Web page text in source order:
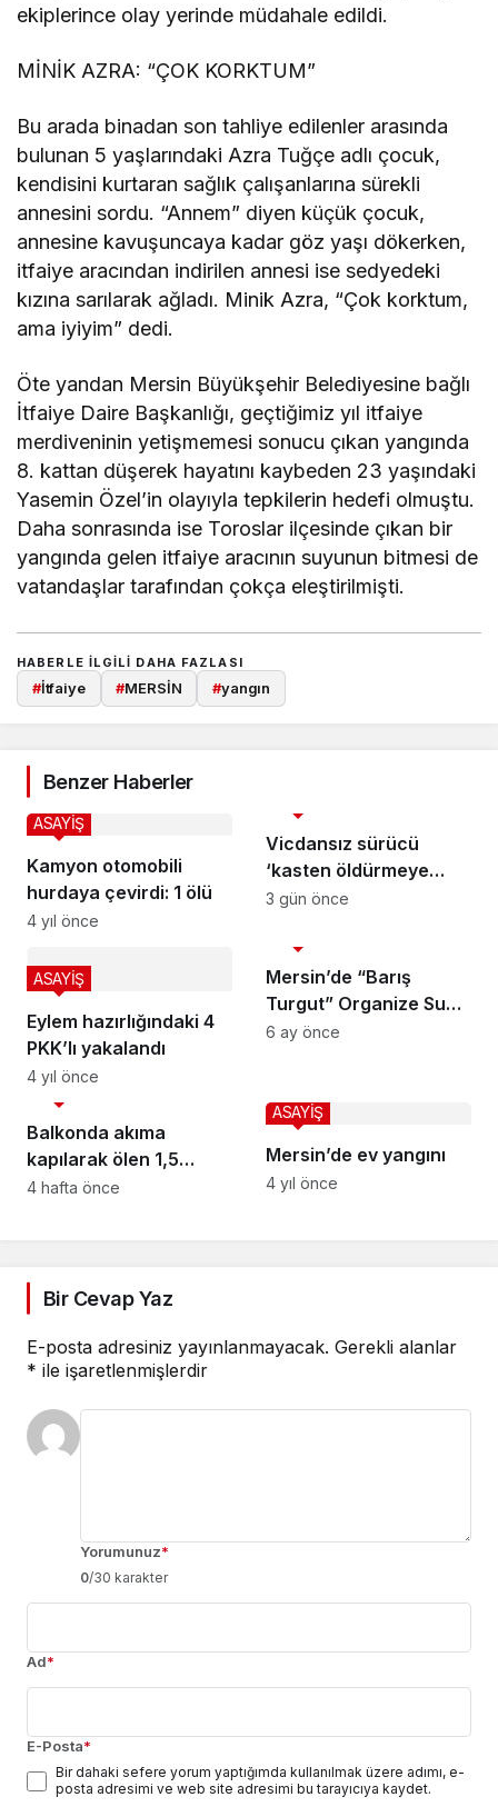
ekiplerince olay yerinde müdahale edildi.
MİNİK AZRA: “ÇOK KORKTUM”
Bu arada binadan son tahliye edilenler arasında
bulunan 5 yaşlarındaki Azra Tuğçe adlı çocuk,
kendisini kurtaran sağlık çalışanlarına sürekli
annesini sordu. “Annem” diyen küçük çocuk,
annesine kavuşuncaya kadar göz yaşı dökerken,
itfaiye aracından indirilen annesi ise sedyedeki
kızına sarılarak ağladı. Minik Azra, “Çok korktum,
ama iyiyim” dedi.
Öte yandan Mersin Büyükşehir Belediyesine bağlı
İtfaiye Daire Başkanlığı, geçtiğimiz yıl itfaiye
merdiveninin yetişmemesi sonucu çıkan yangında
8. kattan düşerek hayatını kaybeden 23 yaşındaki
Yasemin Özel’in olayıyla tepkilerin hedefi olmuştu.
Daha sonrasında ise Toroslar ilçesinde çıkan bir
yangında gelen itfaiye aracının suyunun bitmesi de
vatandaşlar tarafından çokça eleştirilmişti.
HABERLE ILGILI DAHA FAZLASI
#İtfaiye #MERSİN #yangın
Benzer Haberler
Kamyon otomobili
hurdaya çevirdi: 1 ölü
ASAYİŞ
4 yıl önce
Vicdansız sürücü
‘kasten öldürmeye
teşebbüs’ suçundan
3 gün önce
Eylem hazırlığındaki 4
PKK’lı yakalandı
ASAYİŞ
4 yıl önce
Mersin’de “Barış
Turgut” Organize Suç
Örgütüne Operasyon:
6 ay önce
Balkonda akıma
kapılarak ölen 1,5
yaşındaki Yamaç Ali
ASAYİŞ
4 hafta önce
Mersin’de ev yangını
ASAYİŞ
4 yıl önce
Bir Cevap Yaz
E-posta adresiniz yayınlanmayacak. Gerekli alanlar
* ile işaretlenmişlerdir
Yorumunuz*
0/30 karakter
Ad*
E-Posta*
Bir dahaki sefere yorum yaptığımda kullanılmak üzere adımı, e-
posta adresimi ve web site adresimi bu tarayıcıya kaydet.